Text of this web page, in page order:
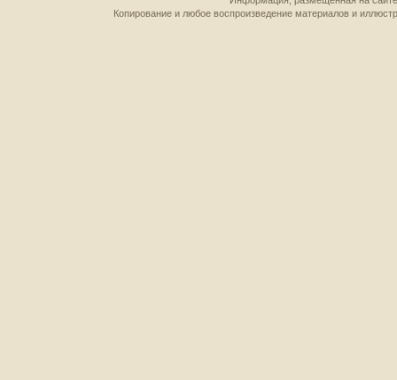
Копирование и любое воспроизведение материалов и